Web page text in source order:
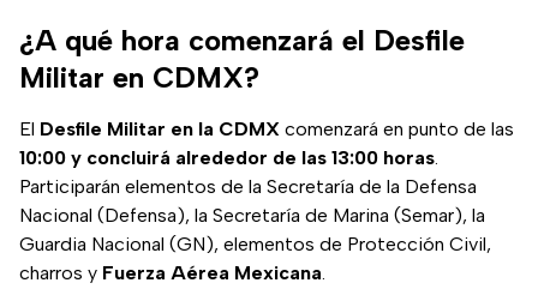
¿A qué hora comenzará el Desfile
Militar en CDMX?
El Desfile Militar en la CDMX comenzará en punto de las
10:00 y concluirá alrededor de las 13:00 horas.
Participarán elementos de la Secretaría de la Defensa
Nacional (Defensa), la Secretaría de Marina (Semar), la
Guardia Nacional (GN), elementos de Protección Civil,
charros y Fuerza Aérea Mexicana.